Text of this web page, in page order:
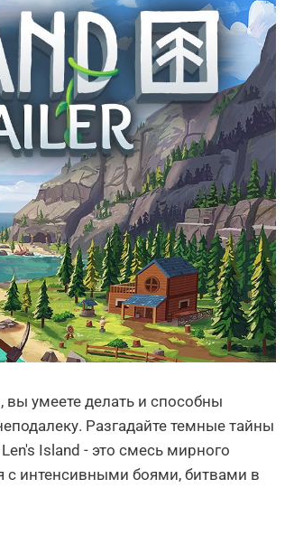
вы умеете делать и способны
Разгадайте темные тайны
Island - это смесь мирного
с интенсивными боями, битвами в